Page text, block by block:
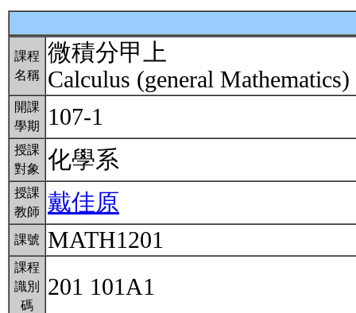
課程
名稱
微積分甲上
Calculus (general
開課
學期
107-1
授課
對象
化學系
授課
教師
戴佳原
課號 MATH1201
課程
識別
碼
201 101A1